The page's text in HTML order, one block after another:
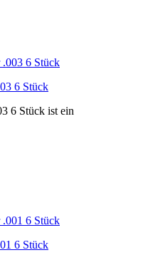
6 Stück
6 Stück ist ein
6 Stück